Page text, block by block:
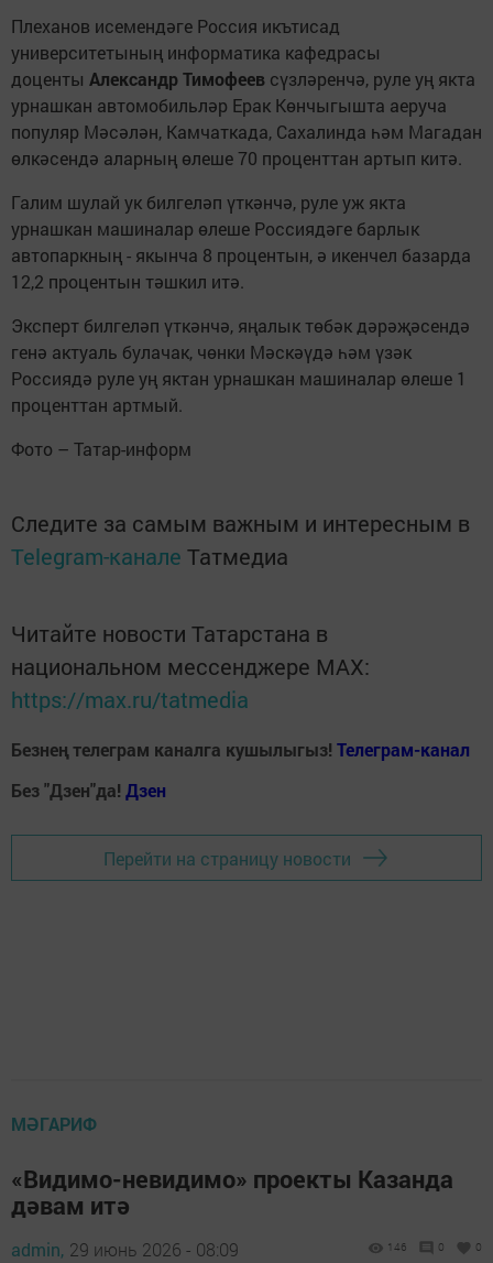
Плеханов исемендәге Россия икътисад
университетының информатика кафедрасы
доценты Александр Тимофеев сүзләренчә, руле уң якта
урнашкан автомобильләр Ерак Көнчыгышта аеруча
популяр Мәсәлән, Камчаткада, Сахалинда һәм Магадан
өлкәсендә аларның өлеше 70 проценттан артып китә.
Галим шулай ук билгеләп үткәнчә, руле уж якта
урнашкан машиналар өлеше Россиядәге барлык
автопаркның - якынча 8 процентын, ә икенчел базарда
12,2 процентын тәшкил итә.
Эксперт билгеләп үткәнчә, яңалык төбәк дәрәҗәсендә
генә актуаль булачак, чөнки Мәскәүдә һәм үзәк
Россиядә руле уң яктан урнашкан машиналар өлеше 1
проценттан артмый.
Фото – Татар-информ
Следите за самым важным и интересным в
Telegram-канале Татмедиа
Читайте новости Татарстана в
национальном мессенджере MАХ:
https://max.ru/tatmedia
Безнең телеграм каналга кушылыгыз! Телеграм-канал
Без "Дзен"да! Дзен
Перейти на страницу новости
МӘГАРИФ
«Видимо-невидимо» проекты Казанда
дәвам итә
admin, 29 июнь 2026 - 08:09 146 0 0